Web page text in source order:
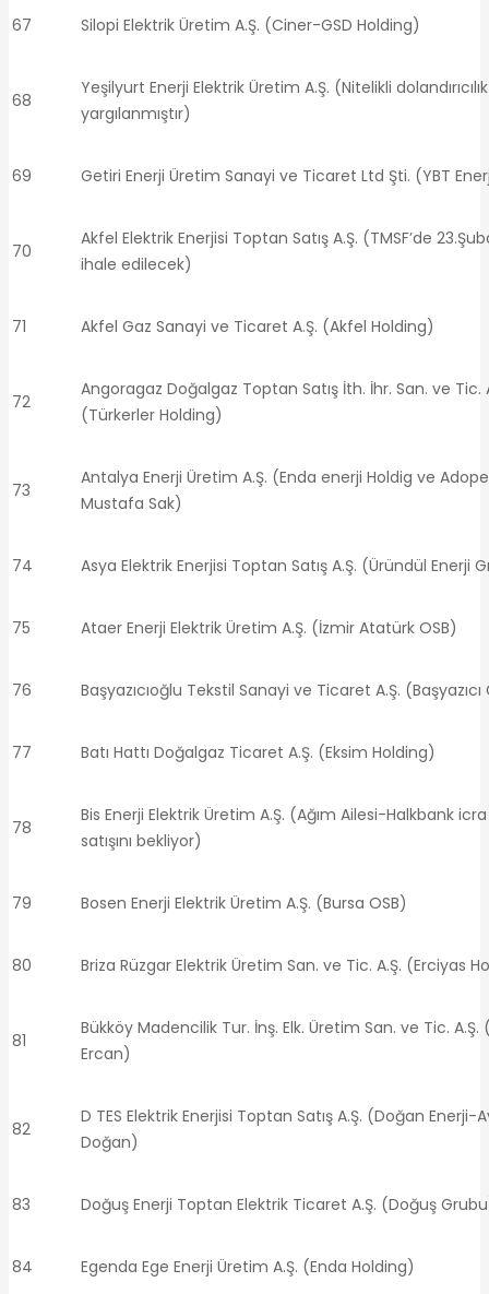
67 Silopi Elektrik Üretim A.Ş. (Ciner-GSD Holding)
68
Yeşilyurt Enerji Elektrik Üretim A.Ş. (Nitelikli
yargılanmıştır)
69 Getiri Enerji Üretim Sanayi ve Ticaret Ltd Şti. (YBT
70
Akfel Elektrik Enerjisi Toptan Satış A.Ş. (TMSF’de
ihale edilecek)
71 Akfel Gaz Sanayi ve Ticaret A.Ş. (Akfel Holding)
72
Angoragaz Doğalgaz Toptan Satış İth. İhr. San. ve Tic.
(Türkerler Holding)
73
Antalya Enerji Üretim A.Ş. (Enda enerji Holdig ve
Mustafa Sak)
74 Asya Elektrik Enerjisi Toptan Satış A.Ş. (Üründül Enerji
75 Ataer Enerji Elektrik Üretim A.Ş. (İzmir Atatürk OSB)
76 Başyazıcıoğlu Tekstil Sanayi ve Ticaret A.Ş.
77 Batı Hattı Doğalgaz Ticaret A.Ş. (Eksim Holding)
78
Bis Enerji Elektrik Üretim A.Ş. (Ağım Ailesi-Halkbank
satışını bekliyor)
79 Bosen Enerji Elektrik Üretim A.Ş. (Bursa OSB)
80 Briza Rüzgar Elektrik Üretim San. ve Tic. A.Ş. (Erciyas
81
Bükköy Madencilik Tur. İnş. Elk. Üretim San. ve Tic. A.Ş.
Ercan)
82
D TES Elektrik Enerjisi Toptan Satış A.Ş. (Doğan Enerji-
Doğan)
83 Doğuş Enerji Toptan Elektrik Ticaret A.Ş. (Doğuş
84 Egenda Ege Enerji Üretim A.Ş. (Enda Holding)